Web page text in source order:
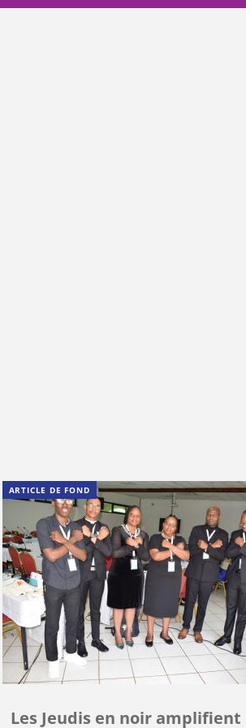
ARTICLE DE FOND
Les Jeudis en noir amplifient